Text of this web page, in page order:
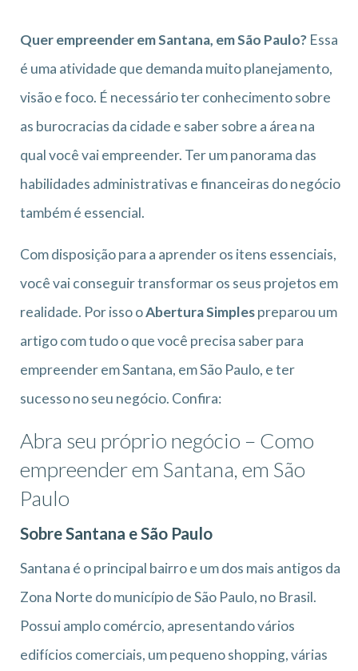
Quer empreender em Santana, em São Paulo? Essa
é uma atividade que demanda muito planejamento,
visão e foco. É necessário ter conhecimento sobre
as burocracias da cidade e saber sobre a área na
qual você vai empreender. Ter um panorama das
habilidades administrativas e financeiras do negócio
também é essencial.
Com disposição para a aprender os itens essenciais,
você vai conseguir transformar os seus projetos em
realidade. Por isso oAbertura Simplespreparou um
artigo com tudo o que você precisa saber para
empreender em Santana, em São Paulo, e ter
sucesso no seu negócio. Confira:
Abra seu próprio negócio – Como
empreender em Santana, em São
Paulo
Sobre Santana e São Paulo
Santana é o principal bairro e um dos mais antigos da
Zona Norte do município de São Paulo, no Brasil.
Possui amplo comércio, apresentando vários
edifícios comerciais, um pequeno shopping, várias